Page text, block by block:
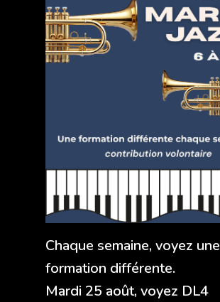
Chaque semaine, voyez une
formation différente.
Mardi 25 août, voyez DL4